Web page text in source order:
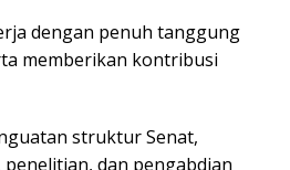
dengan penuh tanggung
memberikan kontribusi
struktur Senat,
dan pengabdian